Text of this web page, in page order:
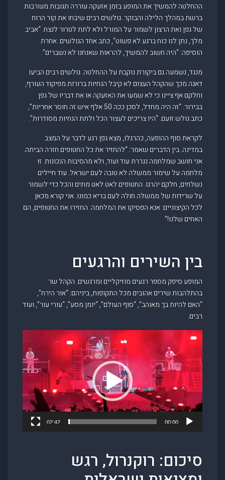
ההחלטה להמשיך את המופע בזמן אזעקה עוררה תגובות מעורבות
ברשת במהלך הלילה והבוקר. גולשים רבים שיבחו את קור הרוח
של גפן ואת הרצון לשמור על המורל ולא לתת לטרור לנצח. “אביב
מלך, נתן לנו כוח ברגע לא פשוט”, כתב אחד הגולשים. אחרת
הוסיפה: “היה חשוב להמשיך, להראות שאנחנו לא נשברים”.
מנגד, נשמעה גם ביקורת נוקבת על ההחלטה. גולשים רבים הביעו
דאגה מכך שהקהל העצום לא קיבל הנחיות ברורות מפיקוד העורף,
וחלקם אף ציינו כי לא שמעו את האזעקה או את דבריו של גפן
בבירור. “זה היה מחדל, לסכן ככה 50 אלף איש זה חוסר אחריות”,
כתב גולש זועם. “היו צריכים לעצור הכל ולתת הנחיות מסודרות”.
לקראת סוף ההופעה, כהרגלו, מצא גפן רגע לדבר על המצב
במדינה. בין הדברים שאמר: “להחזיר את כל החטופים חזרה הביתה.
אני חושב שמלחמה נגררת עוד ועוד, ולא מהסיבות הנכונות. זו
מלחמה על שימור ממשלה לא טובה לעם ישראל. עוד חיילים
נשלחים, חלקם יהרגו. החטופים לאט לאט מתים והכל כדי לשמור
על שרידות של ממשלה חולה לעם בריא כמונו. אני קורא מכאן
לכל הקיצוניים: אנא הפסיקו את המלחמה. החזירו את החטופים, הם
האחים שלנו!”
בין השירים והרגעים
המופע סיפק מספר רגעים מוזיקליים ומרגשים. הקהל שר
בהתלהבות שירים אהובים מכל התקופות, ביניהם: “אור הירח”,
“האם להיות בך מאוהב”, “סוף העולם”, “יומן מסע”, “עורי עור”, ועוד
רבים.
Video
Player
00:00
02:42
סיכום: רוקנרול, רגש